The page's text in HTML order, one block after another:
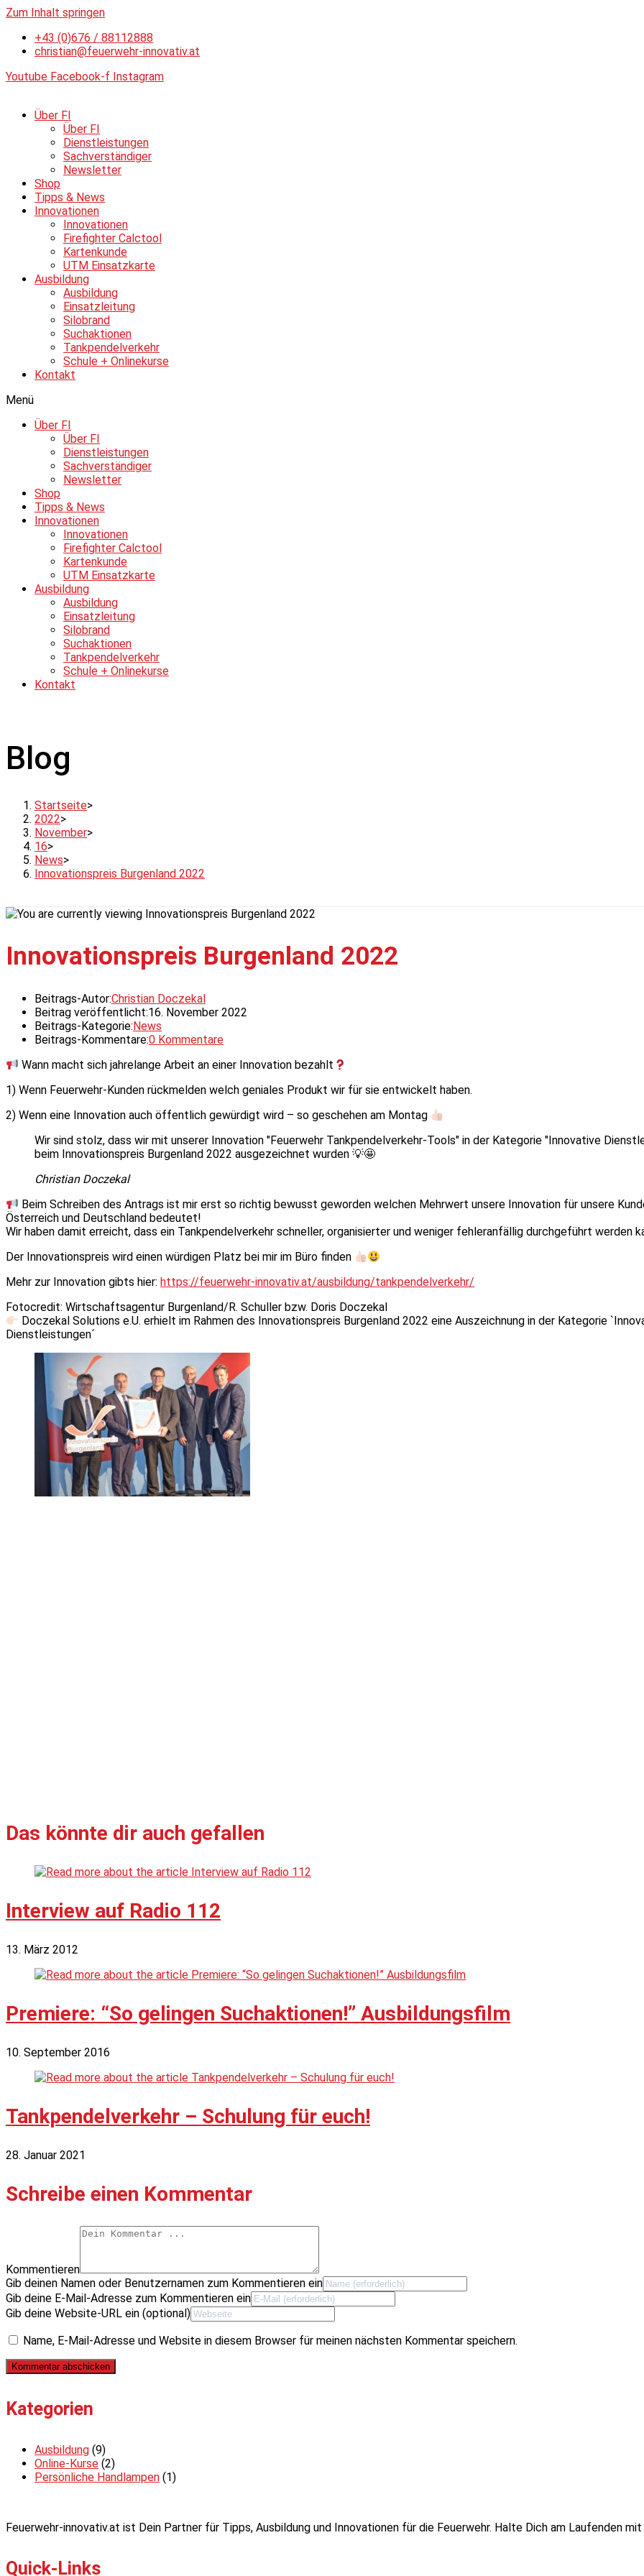
Zum Inhalt springen
+43 (0)676 / 88112888
christian@feuerwehr-innovativ.at
Youtube Facebook-f Instagram
Über FI
Über FI
Dienstleistungen
Sachverständiger
Newsletter
Shop
Tipps & News
Innovationen
Innovationen
Firefighter Calctool
Kartenkunde
UTM Einsatzkarte
Ausbildung
Ausbildung
Einsatzleitung
Silobrand
Suchaktionen
Tankpendelverkehr
Schule + Onlinekurse
Kontakt
Menü
Über FI
Über FI
Dienstleistungen
Sachverständiger
Newsletter
Shop
Tipps & News
Innovationen
Innovationen
Firefighter Calctool
Kartenkunde
UTM Einsatzkarte
Ausbildung
Ausbildung
Einsatzleitung
Silobrand
Suchaktionen
Tankpendelverkehr
Schule + Onlinekurse
Kontakt
Blog
Startseite>
2022>
November>
16>
News>
Innovationspreis Burgenland 2022
Innovationspreis Burgenland 2022
Beitrags-Autor:Christian Doczekal
Beitrag veröffentlicht:16. November 2022
Beitrags-Kategorie: News
Beitrags-Kommentare:0 Kommentare
Wann macht sich jahrelange Arbeit an einer Innovation bezahlt
1) Wenn Feuerwehr-Kunden rückmelden welch geniales Produkt wir für sie entwickelt haben.
2) Wenn eine Innovation auch öffentlich gewürdigt wird – so geschehen am Montag
Wir sind stolz, dass wir mit unserer Innovation "Feuerwehr Tankpendelverkehr-Tools" in der Kategorie "Innovative
beim Innovationspreis Burgenland 2022 ausgezeichnet wurden 💡🤩
Christian Doczekal
Beim Schreiben des Antrags ist mir erst so richtig bewusst geworden welchen Mehrwert unsere Innovation für unsere
Österreich und Deutschland bedeutet!
Wir haben damit erreicht, dass ein Tankpendelverkehr schneller, organisierter und weniger fehleranfällig durchgeführt werden
Der Innovationspreis wird einen würdigen Platz bei mir im Büro finden
Mehr zur Innovation gibts hier: https://feuerwehr-innovativ.at/ausbildung/tankpendelverkehr/
Fotocredit: Wirtschaftsagentur Burgenland/R. Schuller bzw. Doris Doczekal
Doczekal Solutions e.U. erhielt im Rahmen des Innovationspreis Burgenland 2022 eine Auszeichnung in der Kategorie
Dienstleistungen´
Das könnte dir auch gefallen
Interview auf Radio 112
13. März 2012
Premiere: “So gelingen Suchaktionen!” Ausbildungsfilm
10. September 2016
Tankpendelverkehr – Schulung für euch!
28. Januar 2021
Schreibe einen Kommentar
Kommentieren
Gib deinen Namen oder Benutzernamen zum Kommentieren ein
Gib deine E-Mail-Adresse zum Kommentieren ein
Gib deine Website-URL ein (optional)
Name, E-Mail-Adresse und Website in diesem Browser für meinen nächsten Kommentar speichern.
Kategorien
Ausbildung (9)
Online-Kurse (2)
Persönliche Handlampen (1)
Feuerwehr-innovativ.at ist Dein Partner für Tipps, Ausbildung und Innovationen für die Feuerwehr. Halte Dich am Laufenden
Quick-Links